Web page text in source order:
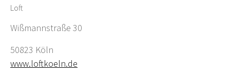
Loft
Wißmannstraße 30
50823 Köln
www.loftkoeln.de